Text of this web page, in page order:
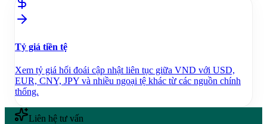
Tỷ giá tiền tệ
Xem tỷ giá hối đoái cập nhật liên tục giữa VND với USD,
EUR, CNY, JPY và nhiều ngoại tệ khác từ các nguồn chính
thống.
Liên hệ tư vấn